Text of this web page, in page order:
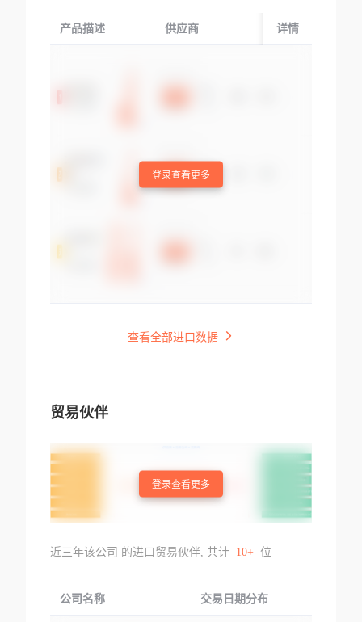
产品描述 供应商 起运国/地区
详情
登录查看更多
查看全部进口数据
贸易伙伴
登录查看更多
近三年该公司 的进口贸易伙伴, 共计 10+ 位
公司名称 交易日期分布